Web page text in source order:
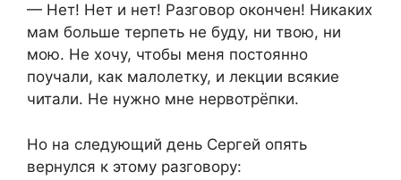
— Нет! Нет и нет! Разговор окончен! Никаких
мам больше терпеть не буду, ни твою, ни
мою. Не хочу, чтобы меня постоянно
поучали, как малолетку, и лекции всякие
читали. Не нужно мне нервотрёпки.
Но на следующий день Сергей опять
вернулся к этому разговору: